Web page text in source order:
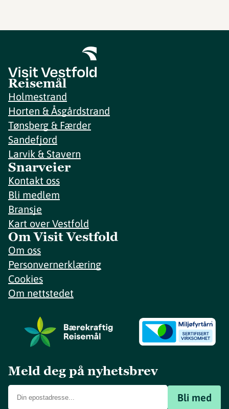
Reisemål
Holmestrand
Horten & Åsgårdstrand
Tønsberg & Færder
Sandefjord
Larvik & Stavern
Snarveier
Kontakt oss
Bli medlem
Bransje
Kart over Vestfold
Om Visit Vestfold
Om oss
Personvernerklæring
Cookies
Om nettstedet
Meld deg på nyhetsbrev
Bli med